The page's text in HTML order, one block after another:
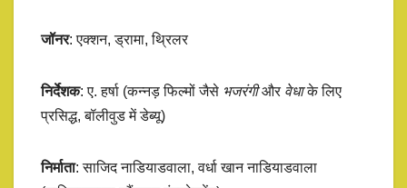
जॉनर: एक्शन, ड्रामा, थ्रिलर
निर्देशक: ए. हर्षा (कन्नड़ फिल्मों जैसे भजरंगीऔर वेधाके लिए
प्रसिद्ध, बॉलीवुड में डेब्यू)
निर्माता: साजिद नाडियाडवाला, वर्धा खान नाडियाडवाला